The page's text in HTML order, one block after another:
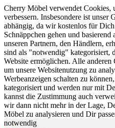
Cherry Möbel verwendet Cookies,
verbessern. Insbesondere ist unser
abhängig, da wir kostenlos für
Schnäppchen gehen und
unseren Partnern, den Händlern,
sind als "notwendig" kategorisiert,
Website ermöglichen. Alle
um unsere Websitenutzung zu
Werbeanzeigen schalten zu
kategorisiert und werden nur mit
kannst die Zustimmung auch
wir dann nicht mehr in der Lage,
Möbel zu analysieren und Dir
notwendig